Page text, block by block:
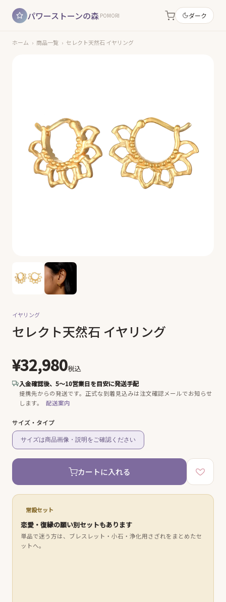
パワーストーンの森 POMORI ダーク
ホーム › 商品一覧 › セレクト天然石 イヤリング
イヤリング
セレクト天然石 イヤリング
¥32,980税込
入金確認後、5〜10営業日を目安に発送手配
提携先からの発送です。 正式な到着見込みは注文確認メールでお知らせ
します。
配送案内
サイズ・タイプ
サイズは商品画像・説明をご確認ください
カートに入れる
常設セット
恋愛・復縁の願い別セットもあります
単品で迷う方は、ブレスレット・小石・浄化用さざれをまとめたセ
ットへ。